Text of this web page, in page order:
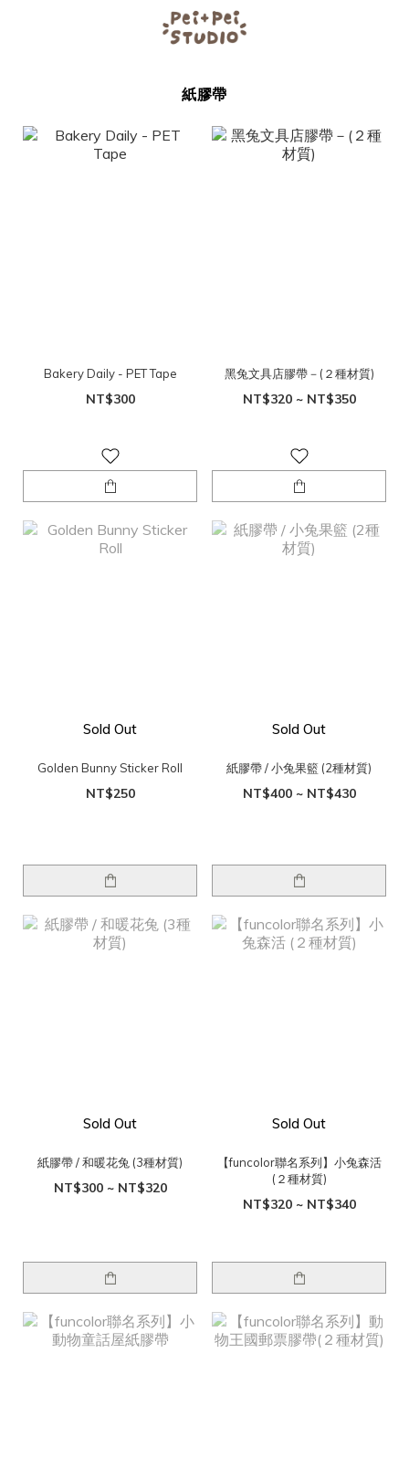
紙膠帶
Bakery Daily - PET Tape
NT$300
黑兔文具店膠帶－(２種材質)
NT$320 ~ NT$350
Sold Out
Golden Bunny Sticker Roll
NT$250
Sold Out
紙膠帶 / 小兔果籃 (2種材質)
NT$400 ~ NT$430
Sold Out
紙膠帶 / 和暖花兔 (3種材質)
NT$300 ~ NT$320
Sold Out
【funcolor聯名系列】小兔森活
(２種材質)
NT$320 ~ NT$340